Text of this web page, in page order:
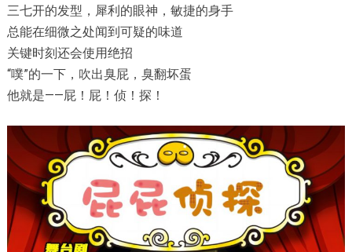
三七开的发型，犀利的眼神，敏捷的身手
总能在细微之处闻到可疑的味道
关键时刻还会使用绝招
“噗”的一下，吹出臭屁，臭翻坏蛋
他就是——屁！屁！侦！探！